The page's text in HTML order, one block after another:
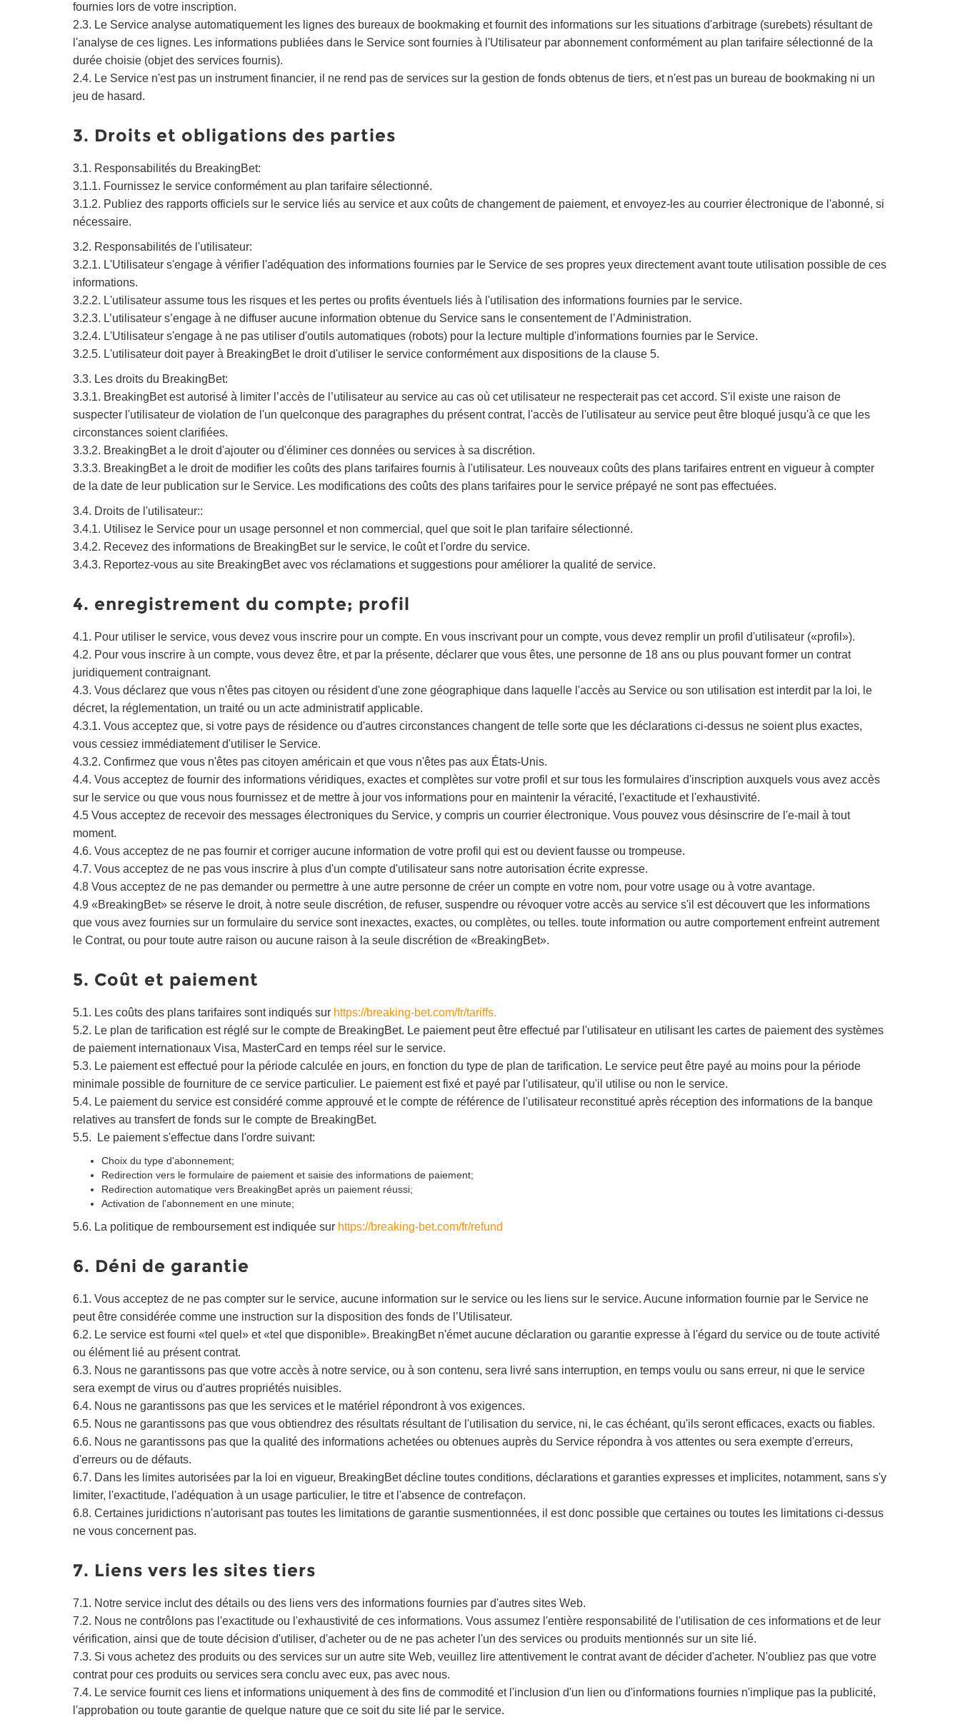
fournies lors de votre inscription.
2.3. Le Service analyse automatiquement les lignes des bureaux de bookmaking et fournit des informations sur les situations d'arbitrage (surebets) résultant de
l'analyse de ces lignes. Les informations publiées dans le Service sont fournies à l'Utilisateur par abonnement conformément au plan tarifaire sélectionné de la
durée choisie (objet des services fournis).
2.4. Le Service n'est pas un instrument financier, il ne rend pas de services sur la gestion de fonds obtenus de tiers, et n'est pas un bureau de bookmaking ni un
jeu de hasard.
3. Droits et obligations des parties
3.1. Responsabilités du BreakingBet:
3.1.1. Fournissez le service conformément au plan tarifaire sélectionné.
3.1.2. Publiez des rapports officiels sur le service liés au service et aux coûts de changement de paiement, et envoyez-les au courrier électronique de l'abonné, si
nécessaire.
3.2. Responsabilités de l'utilisateur:
3.2.1. L'Utilisateur s'engage à vérifier l'adéquation des informations fournies par le Service de ses propres yeux directement avant toute utilisation possible de ces
informations.
3.2.2. L'utilisateur assume tous les risques et les pertes ou profits éventuels liés à l'utilisation des informations fournies par le service.
3.2.3. L’utilisateur s’engage à ne diffuser aucune information obtenue du Service sans le consentement de l’Administration.
3.2.4. L'Utilisateur s'engage à ne pas utiliser d'outils automatiques (robots) pour la lecture multiple d'informations fournies par le Service.
3.2.5. L'utilisateur doit payer à BreakingBet le droit d'utiliser le service conformément aux dispositions de la clause 5.
3.3. Les droits du BreakingBet:
3.3.1. BreakingBet est autorisé à limiter l’accès de l’utilisateur au service au cas où cet utilisateur ne respecterait pas cet accord. S'il existe une raison de
suspecter l'utilisateur de violation de l'un quelconque des paragraphes du présent contrat, l'accès de l'utilisateur au service peut être bloqué jusqu'à ce que les
circonstances soient clarifiées.
3.3.2. BreakingBet a le droit d'ajouter ou d'éliminer ces données ou services à sa discrétion.
3.3.3. BreakingBet a le droit de modifier les coûts des plans tarifaires fournis à l'utilisateur. Les nouveaux coûts des plans tarifaires entrent en vigueur à compter
de la date de leur publication sur le Service. Les modifications des coûts des plans tarifaires pour le service prépayé ne sont pas effectuées.
3.4. Droits de l'utilisateur::
3.4.1. Utilisez le Service pour un usage personnel et non commercial, quel que soit le plan tarifaire sélectionné.
3.4.2. Recevez des informations de BreakingBet sur le service, le coût et l'ordre du service.
3.4.3. Reportez-vous au site BreakingBet avec vos réclamations et suggestions pour améliorer la qualité de service.
4. enregistrement du compte; profil
4.1. Pour utiliser le service, vous devez vous inscrire pour un compte. En vous inscrivant pour un compte, vous devez remplir un profil d'utilisateur («profil»).
4.2. Pour vous inscrire à un compte, vous devez être, et par la présente, déclarer que vous êtes, une personne de 18 ans ou plus pouvant former un contrat
juridiquement contraignant.
4.3. Vous déclarez que vous n'êtes pas citoyen ou résident d'une zone géographique dans laquelle l'accès au Service ou son utilisation est interdit par la loi, le
décret, la réglementation, un traité ou un acte administratif applicable.
4.3.1. Vous acceptez que, si votre pays de résidence ou d'autres circonstances changent de telle sorte que les déclarations ci-dessus ne soient plus exactes,
vous cessiez immédiatement d'utiliser le Service.
4.3.2. Confirmez que vous n'êtes pas citoyen américain et que vous n'êtes pas aux États-Unis.
4.4. Vous acceptez de fournir des informations véridiques, exactes et complètes sur votre profil et sur tous les formulaires d'inscription auxquels vous avez accès
sur le service ou que vous nous fournissez et de mettre à jour vos informations pour en maintenir la véracité, l'exactitude et l'exhaustivité.
4.5 Vous acceptez de recevoir des messages électroniques du Service, y compris un courrier électronique. Vous pouvez vous désinscrire de l'e-mail à tout
moment.
4.6. Vous acceptez de ne pas fournir et corriger aucune information de votre profil qui est ou devient fausse ou trompeuse.
4.7. Vous acceptez de ne pas vous inscrire à plus d'un compte d'utilisateur sans notre autorisation écrite expresse.
4.8 Vous acceptez de ne pas demander ou permettre à une autre personne de créer un compte en votre nom, pour votre usage ou à votre avantage.
4.9 «BreakingBet» se réserve le droit, à notre seule discrétion, de refuser, suspendre ou révoquer votre accès au service s'il est découvert que les informations
que vous avez fournies sur un formulaire du service sont inexactes, exactes, ou complètes, ou telles. toute information ou autre comportement enfreint autrement
le Contrat, ou pour toute autre raison ou aucune raison à la seule discrétion de «BreakingBet».
5. Coût et paiement
5.1. Les coûts des plans tarifaires sont indiqués sur https://breaking-bet.com/fr/tariffs.
5.2. Le plan de tarification est réglé sur le compte de BreakingBet. Le paiement peut être effectué par l'utilisateur en utilisant les cartes de paiement des systèmes
de paiement internationaux Visa, MasterCard en temps réel sur le service.
5.3. Le paiement est effectué pour la période calculée en jours, en fonction du type de plan de tarification. Le service peut être payé au moins pour la période
minimale possible de fourniture de ce service particulier. Le paiement est fixé et payé par l'utilisateur, qu'il utilise ou non le service.
5.4. Le paiement du service est considéré comme approuvé et le compte de référence de l'utilisateur reconstitué après réception des informations de la banque
relatives au transfert de fonds sur le compte de BreakingBet.
5.5. Le paiement s'effectue dans l'ordre suivant:
Choix du type d'abonnement;
Redirection vers le formulaire de paiement et saisie des informations de paiement;
Redirection automatique vers BreakingBet après un paiement réussi;
Activation de l'abonnement en une minute;
5.6. La politique de remboursement est indiquée sur https://breaking-bet.com/fr/refund
6. Déni de garantie
6.1. Vous acceptez de ne pas compter sur le service, aucune information sur le service ou les liens sur le service. Aucune information fournie par le Service ne
peut être considérée comme une instruction sur la disposition des fonds de l’Utilisateur.
6.2. Le service est fourni «tel quel» et «tel que disponible». BreakingBet n'émet aucune déclaration ou garantie expresse à l'égard du service ou de toute activité
ou élément lié au présent contrat.
6.3. Nous ne garantissons pas que votre accès à notre service, ou à son contenu, sera livré sans interruption, en temps voulu ou sans erreur, ni que le service
sera exempt de virus ou d'autres propriétés nuisibles.
6.4. Nous ne garantissons pas que les services et le matériel répondront à vos exigences.
6.5. Nous ne garantissons pas que vous obtiendrez des résultats résultant de l'utilisation du service, ni, le cas échéant, qu'ils seront efficaces, exacts ou fiables.
6.6. Nous ne garantissons pas que la qualité des informations achetées ou obtenues auprès du Service répondra à vos attentes ou sera exempte d'erreurs,
d'erreurs ou de défauts.
6.7. Dans les limites autorisées par la loi en vigueur, BreakingBet décline toutes conditions, déclarations et garanties expresses et implicites, notamment, sans s'y
limiter, l'exactitude, l'adéquation à un usage particulier, le titre et l'absence de contrefaçon.
6.8. Certaines juridictions n'autorisant pas toutes les limitations de garantie susmentionnées, il est donc possible que certaines ou toutes les limitations ci-dessus
ne vous concernent pas.
7. Liens vers les sites tiers
7.1. Notre service inclut des détails ou des liens vers des informations fournies par d'autres sites Web.
7.2. Nous ne contrôlons pas l'exactitude ou l'exhaustivité de ces informations. Vous assumez l'entière responsabilité de l'utilisation de ces informations et de leur
vérification, ainsi que de toute décision d'utiliser, d'acheter ou de ne pas acheter l'un des services ou produits mentionnés sur un site lié.
7.3. Si vous achetez des produits ou des services sur un autre site Web, veuillez lire attentivement le contrat avant de décider d'acheter. N'oubliez pas que votre
contrat pour ces produits ou services sera conclu avec eux, pas avec nous.
7.4. Le service fournit ces liens et informations uniquement à des fins de commodité et l'inclusion d'un lien ou d'informations fournies n'implique pas la publicité,
l'approbation ou toute garantie de quelque nature que ce soit du site lié par le service.